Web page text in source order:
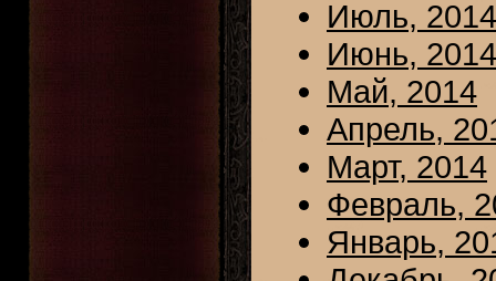
Июль, 2014
Июнь, 2014
Май, 2014
Апрель,
Март, 2014
Февраль,
Январь,